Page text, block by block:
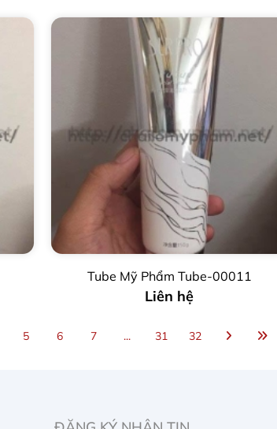
Tube Mỹ Phẩm Tube-00011
Liên hệ
5 6 7 ... 31 32